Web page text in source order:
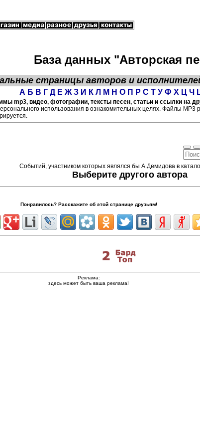
База данных "Авторская
страницы авторов и
А Б В Г Д Е Ж З И К Л М Н О П Р С Т У Ф Х Ц Ч
mp3, видео, фотографии, тексты песен, статьи и ссылки на
использования в ознакомительных целях. Файлы
Событий, участником которых являлся бы А.Демидова в
Выберите другого автора
Понравилось? Расскажите об этой странице друзьям!
Реклама:
здесь может быть ваша реклама!